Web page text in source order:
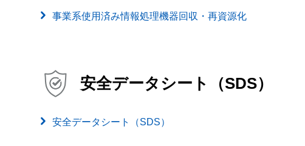
事業系使用済み情報処理機器回収・再資源化
安全データシート（SDS）
安全データシート（SDS）